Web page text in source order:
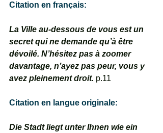
Citation en français:
La Ville au-dessous de vous est un
secret qui ne demande qu’à être
dévoilé. N’hésitez pas à zoomer
davantage, n’ayez pas peur, vous y
avez pleinement droit. p.11
Citation en langue originale:
Die Stadt liegt unter Ihnen wie ein